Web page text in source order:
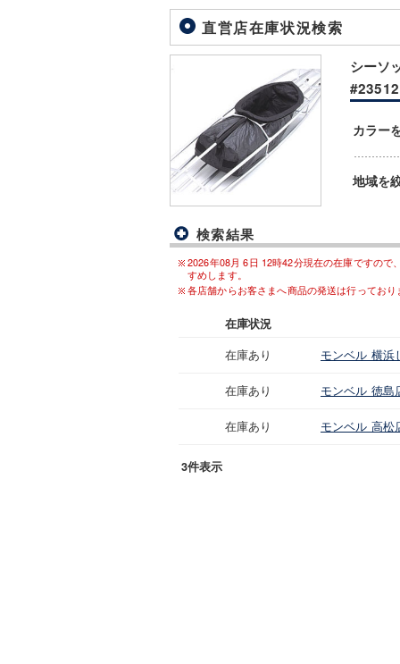
直営店在庫状況検索
シーソ
カラー
地域を
検索結果
2026年08月 6日 12時42分現在の在庫ですの
すめします。
各店舗からお客さまへ商品の発送は行っており
在庫状況
在庫あり モンベル 横浜
在庫あり モンベル 徳島
在庫あり モンベル 高松
3件表示